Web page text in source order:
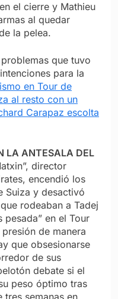
el cierre y Mathieu
al quedar
la pelea.
que tuvo
para la
en Tour de
al resto con un
Carapaz escolta
LA ANTESALA DEL
director
encendió los
Suiza y desactivó
rodeaban a Tadej
pesada” en el Tour
de manera
que obsesionarse
de sus
debate si el
peso óptimo tras